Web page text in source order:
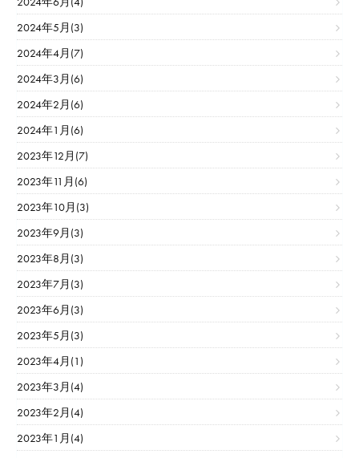
2024年5月(3)
2024年4月(7)
2024年3月(6)
2024年2月(6)
2024年1月(6)
2023年12月(7)
2023年11月(6)
2023年10月(3)
2023年9月(3)
2023年8月(3)
2023年7月(3)
2023年6月(3)
2023年5月(3)
2023年4月(1)
2023年3月(4)
2023年2月(4)
2023年1月(4)